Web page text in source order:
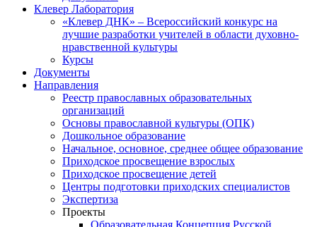
Клевер Лаборатория
«Клевер ДНК» – Всероссийский конкурс на
лучшие разработки учителей в области духовно-
нравственной культуры
Курсы
Документы
Направления
Реестр православных образовательных
организаций
Основы православной культуры (ОПК)
Дошкольное образование
Начальное, основное, среднее общее образование
Приходское просвещение взрослых
Приходское просвещение детей
Центры подготовки приходских специалистов
Экспертиза
Проекты
Образовательная Концепция Русской